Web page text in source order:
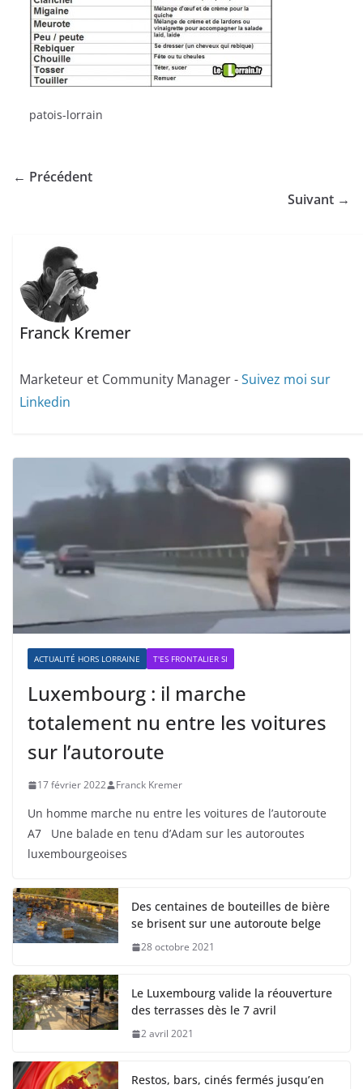
patois-lorrain
← Précédent
Suivant →
Franck Kremer
Marketeur et Community Manager -Suivez moi sur
Linkedin
ACTUALITÉ HORS LORRAINE T'ES FRONTALIER SI
Luxembourg : il marche
totalement nu entre les voitures
sur l’autoroute
17 février 2022 Franck Kremer
Un homme marche nu entre les voitures de l’autoroute
A7 Une balade en tenu d’Adam sur les autoroutes
luxembourgeoises
Des centaines de bouteilles de bière
se brisent sur une autoroute belge
28 octobre 2021
Le Luxembourg valide la réouverture
des terrasses dès le 7 avril
2 avril 2021
Restos, bars, cinés fermés jusqu’en